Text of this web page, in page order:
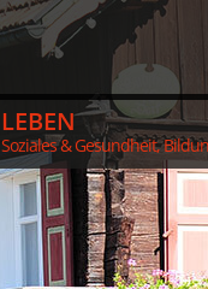
LEBEN
Soziales & Gesundheit,